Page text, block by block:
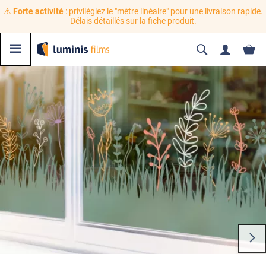
⚠️ Forte activité: privilégiez le "mètre linéaire" pour une livraison rapide.
Délais détaillés sur la fiche produit.